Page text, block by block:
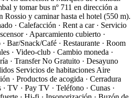
y tomar bus nº 711 en dirección a
Rossio y caminar hasta el hotel (550 m).
· Calefacción · Rent a car · Servicio
· Aparcamiento cubierto ·
Bar/Snack/Café · Restaurante · Room
· Video-club · Cambio moneda ·
· Transfer No Gratuito · Desayuno
Servicios de habitaciones Aire
· Productos de acogida · Cerradura
TV · Pay TV · Teléfono · Cunas ·